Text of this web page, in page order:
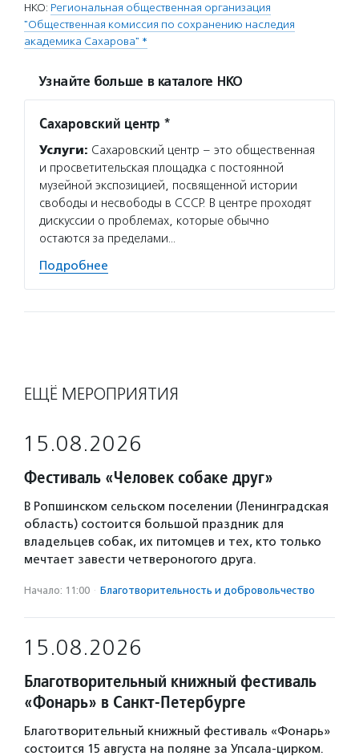
НКО: Региональная общественная организация
"Общественная комиссия по сохранению наследия
академика Сахарова" *
Узнайте больше в каталоге НКО
Сахаровский центр *
Услуги: Сахаровский центр – это общественная
и просветительская площадка с постоянной
музейной экспозицией, посвященной истории
свободы и несвободы в СССР. В центре проходят
дискуссии о проблемах, которые обычно
остаются за пределами…
Подробнее
ЕЩЁ МЕРОПРИЯТИЯ
15.08.2026
Фестиваль «Человек собаке друг»
В Ропшинском сельском поселении (Ленинградская
область) состоится большой праздник для
владельцев собак, их питомцев и тех, кто только
мечтает завести четвероногого друга.
Начало: 11:00 · Благотвори­тель­ность и доброволь­чест­во
15.08.2026
Благотворительный книжный фестиваль
«Фонарь» в Санкт-Петербурге
Благотворительный книжный фестиваль «Фонарь»
состоится 15 августа на поляне за Упсала-цирком.